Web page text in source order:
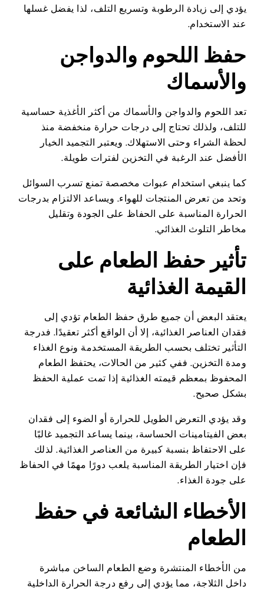
يؤدي إلى زيادة الرطوبة وتسريع التلف، لذا يفضل غسلها
عند الاستخدام.
حفظ اللحوم والدواجن
والأسماك
تعد اللحوم والدواجن والأسماك من أكثر الأغذية حساسية
للتلف، ولذلك تحتاج إلى درجات حرارة منخفضة منذ
لحظة الشراء وحتى الاستهلاك. ويعتبر التجميد الخيار
الأفضل عند الرغبة في التخزين لفترات طويلة.
كما ينبغي استخدام عبوات مخصصة تمنع تسرب السوائل
وتحد من تعرض المنتجات للهواء. ويساعد الالتزام بدرجات
الحرارة المناسبة على الحفاظ على الجودة وتقليل
مخاطر التلوث الغذائي.
تأثير حفظ الطعام على
القيمة الغذائية
يعتقد البعض أن جميع طرق حفظ الطعام تؤدي إلى
فقدان العناصر الغذائية، إلا أن الواقع أكثر تعقيدًا. فدرجة
التأثير تختلف بحسب الطريقة المستخدمة ونوع الغذاء
ومدة التخزين. ففي كثير من الحالات، يحتفظ الطعام
المحفوظ بمعظم قيمته الغذائية إذا تمت عملية الحفظ
بشكل صحيح.
وقد يؤدي التعرض الطويل للحرارة أو الضوء إلى فقدان
بعض الفيتامينات الحساسة، بينما يساعد التجميد غالبًا
على الاحتفاظ بنسبة كبيرة من العناصر الغذائية. لذلك
فإن اختيار الطريقة المناسبة يلعب دورًا مهمًا في الحفاظ
على جودة الغذاء.
الأخطاء الشائعة في حفظ
الطعام
من الأخطاء المنتشرة وضع الطعام الساخن مباشرة
داخل الثلاجة، مما يؤدي إلى رفع درجة الحرارة الداخلية